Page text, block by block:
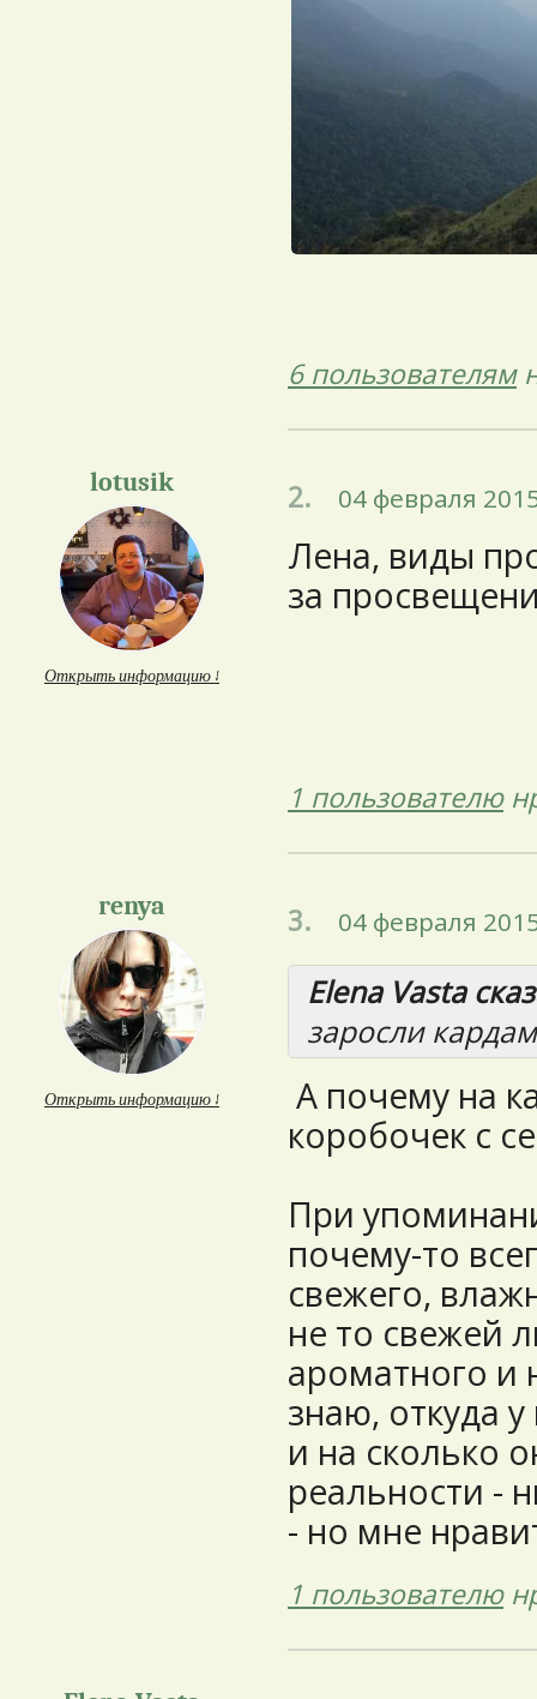
6 пользователям
lotusik
Открыть информацию ↓
2. 04 февраля
Лена, виды
за
1 пользователю
renya
Открыть информацию ↓
3. 04 февраля
Elena Vasta
заросли
А почему на
коробочек с
При
почему-то
свежего,
не то свежей
ароматного и
знаю, откуда
и на сколько
реальности -
- но мне
1 пользователю